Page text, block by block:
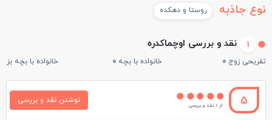
نوع جاذبه روستا و دهکده
1 نقد و بررسی اوچماکدره
تفریحی زوج 0 خانواده با بچه 0 خانواده با بچه
5 از 1 نقد و بررسی
نوشتن نقد و بررسی